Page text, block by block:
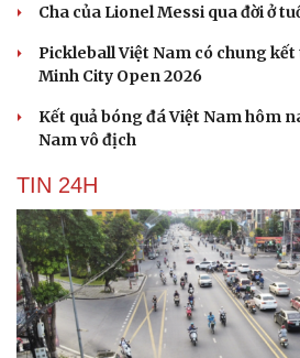
Cha của Lionel Messi qua đời ở
Pickleball Việt Nam có chung
Minh City Open 2026
Kết quả bóng đá Việt Nam hôm
Nam vô địch
TIN 24H